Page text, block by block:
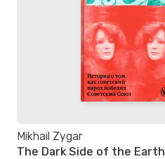
Mikhail Zygar
The Dark Side of the Earth